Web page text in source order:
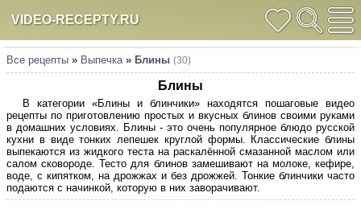
VIDEO-RECEPTY.RU
Все рецепты » Выпечка» Блины (30)
Блины
В категории «Блины и блинчики» находятся пошаговые видео
рецепты по приготовлению простых и вкусных блинов своими руками
в домашних условиях. Блины - это очень популярное блюдо русской
кухни в виде тонких лепешек круглой формы. Классические блины
выпекаются из жидкого теста на раскалённой смазанной маслом или
салом сковороде. Тесто для блинов замешивают на молоке, кефире,
воде, с кипятком, на дрожжах и без дрожжей. Тонкие блинчики часто
подаются с начинкой, которую в них заворачивают.